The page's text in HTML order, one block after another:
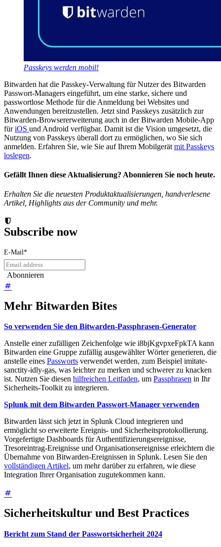
Passkeys werden mobil!
Bitwarden hat die Passkey-Verwaltung für Nutzer des Bitwarden
Passwort-Managers eingeführt, um eine starke, sichere und
passwortlose Methode für die Anmeldung bei Websites und
Anwendungen bereitzustellen. Jetzt sind Passkeys zusätzlich zur
Bitwarden-Browsererweiterung auch in der Bitwarden Mobile-App
füriOS und Android verfügbar. Damit ist die Vision umgesetzt, die
Nutzung von Passkeys überall dort zu ermöglichen, wo Sie sich
anmelden. Erfahren Sie, wie Sie auf Ihrem Mobilgerät mit Passkeys
loslegen.
Gefällt Ihnen diese Aktualisierung? Abonnieren Sie noch heute.
Erhalten Sie die neuesten Produktaktualisierungen, handverlesene
Artikel, Highlights aus der Community und mehr.
Subscribe now
E-Mail*
Mehr Bitwarden Bites
So verwenden Sie den Bitwarden-Passphrasen-Generator
Anstelle einer zufälligen Zeichenfolge wie i8bjKgvpxeFpkTA kann
Bitwarden eine Gruppe zufällig ausgewählter Wörter generieren, die
anstelle eines Passworts verwendet werden, zum Beispiel imitate-
sanctity-idly-gas, was leichter zu merken und schwerer zu knacken
ist. Nutzen Sie diesen hilfreichen Leitfaden, um Passphrasen in Ihr
Sicherheits-Toolkit zu integrieren.
Splunk mit dem Bitwarden Passwort-Manager verwenden
Bitwarden lässt sich jetzt in Splunk Cloud integrieren und
ermöglicht so erweiterte Ereignis- und Sicherheitsprotokollierung.
Vorgefertigte Dashboards für Authentifizierungsereignisse,
Tresoreintrag-Ereignisse und Organisationsereignisse erleichtern die
Übernahme von Bitwarden-Ereignissen in Splunk. Lesen Sie den
vollständigen Artikel, um mehr darüber zu erfahren, wie diese
Integration Ihrer Organisation zugutekommen kann.
Sicherheitskultur und Best Practices
Bericht zum Stand der Passwortsicherheit 2024